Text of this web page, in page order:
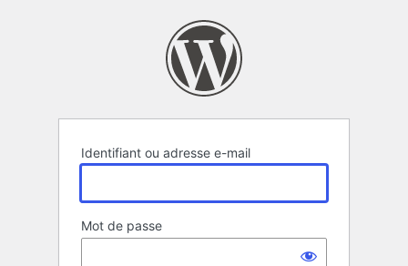
Identifiant ou adresse e-mail
Mot de passe